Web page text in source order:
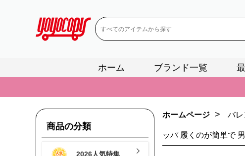
ホーム ブランド一覧
📢 当店は正真正銘のn
📢 2026春の
📢 新作入荷！ルイ・ヴ
📢 当店は正真正銘のn
商品の分類
2026人気特集
ホームページ > バ
ッパ 履くのが簡単で